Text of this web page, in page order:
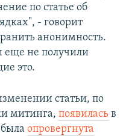
по статье об
- говорит
анонимность.
еще не получили
это.
статьи, по
митинга, появилась в
опровергнута